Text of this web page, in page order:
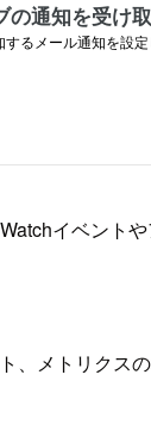
イベント
、メトリクス